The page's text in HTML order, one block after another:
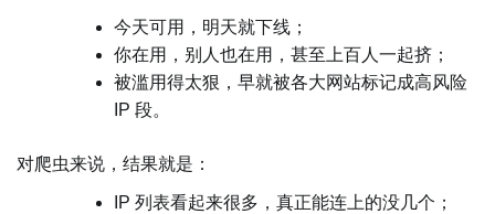
今天可用，明天就下线；
你在用，别人也在用，甚至上百人一起挤；
被滥用得太狠，早就被各大网站标记成高风险
IP 段。
对爬虫来说，结果就是：
IP 列表看起来很多，真正能连上的没几个；